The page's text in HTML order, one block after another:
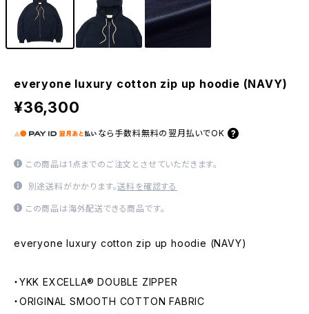
everyone luxury cotton zip up hoodie (NAVY)
¥36,300
なら 手数料無料の 翌月払いでOK
この商品は1点までのご注文とさせていただきます。
別途送料がかかります。送料を確認する
この商品は海外配送できる商品です。
everyone luxury cotton zip up hoodie (NAVY)
・YKK EXCELLA®︎ DOUBLE ZIPPER
・ORIGINAL SMOOTH COTTON FABRIC